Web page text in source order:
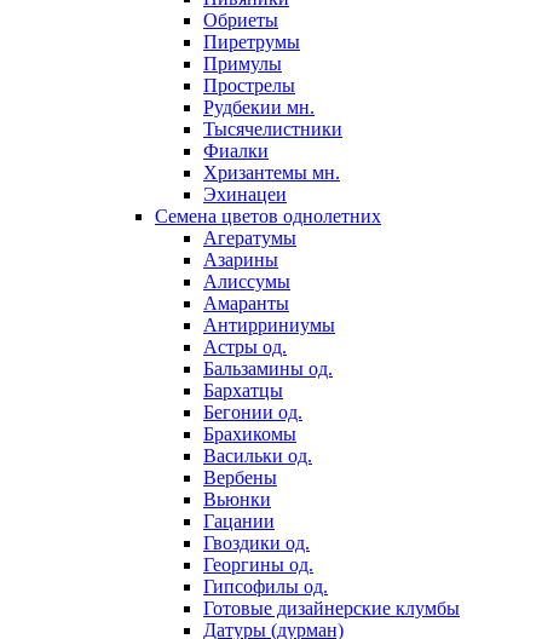
Обриеты
Пиретрумы
Примулы
Прострелы
Рудбекии мн.
Тысячелистники
Фиалки
Хризантемы мн.
Эхинацеи
Семена цветов однолетних
Агератумы
Азарины
Алиссумы
Амаранты
Антирриниумы
Астры од.
Бальзамины од.
Бархатцы
Бегонии од.
Брахикомы
Васильки од.
Вербены
Вьюнки
Гацании
Гвоздики од.
Георгины од.
Гипсофилы од.
Готовые дизайнерские клумбы
Датуры (дурман)